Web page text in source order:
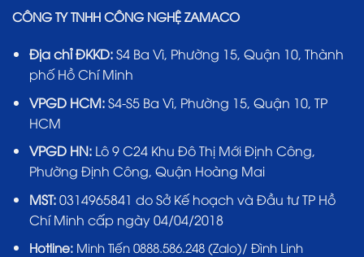
CÔNG TY TNHH CÔNG NGHỆ ZAMACO
Địa chỉ ĐKKD:S4 Ba Vì, Phường 15, Quận 10, Thành
phố Hồ Chí Minh
VPGD HCM:S4-S5 Ba Vì, Phường 15, Quận 10, TP
HCM
VPGD HN:Lô 9 C24 Khu Đô Thị Mới Định Công,
Phường Định Công, Quận Hoàng Mai
MST:0314965841 do Sở Kế hoạch và Đầu tư TP Hồ
Chí Minh cấp ngày 04/04/2018
Hotline: Minh Tiến 0888.586.248 (Zalo)/ Đình Linh